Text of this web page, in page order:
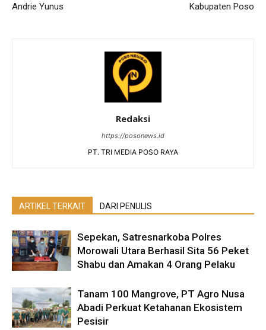
Andrie Yunus
Kabupaten Poso
Redaksi
https://posonews.id
PT. TRI MEDIA POSO RAYA
ARTIKEL TERKAIT DARI PENULIS
Sepekan, Satresnarkoba Polres
Morowali Utara Berhasil Sita 56 Peket
Shabu dan Amakan 4 Orang Pelaku
Tanam 100 Mangrove, PT Agro Nusa
Abadi Perkuat Ketahanan Ekosistem
Pesisir